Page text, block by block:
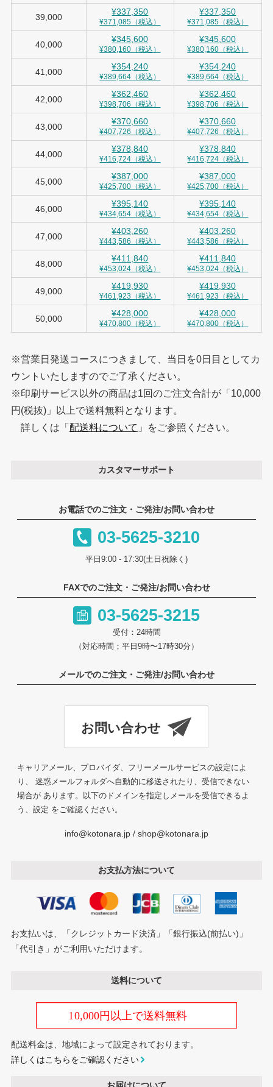
39,000
¥337,350
¥371,085（税込）
¥337,350
¥371,085（税込）
40,000
¥345,600
¥380,160（税込）
¥345,600
¥380,160（税込）
41,000
¥354,240
¥389,664（税込）
¥354,240
¥389,664（税込）
42,000
¥362,460
¥398,706（税込）
¥362,460
¥398,706（税込）
43,000
¥370,660
¥407,726（税込）
¥370,660
¥407,726（税込）
44,000
¥378,840
¥416,724（税込）
¥378,840
¥416,724（税込）
45,000
¥387,000
¥425,700（税込）
¥387,000
¥425,700（税込）
46,000
¥395,140
¥434,654（税込）
¥395,140
¥434,654（税込）
47,000
¥403,260
¥443,586（税込）
¥403,260
¥443,586（税込）
48,000
¥411,840
¥453,024（税込）
¥411,840
¥453,024（税込）
49,000
¥419,930
¥461,923（税込）
¥419,930
¥461,923（税込）
50,000
¥428,000
¥470,800（税込）
¥428,000
¥470,800（税込）
※営業日発送コースにつきまして、当日を0日目としてカ
ウントいたしますのでご了承ください。
※印刷サービス以外の商品は1回のご注文合計が「10,000
円(税抜)」以上で送料無料となります。
詳しくは「 配送料について 」をご参照ください。
カスタマーサポート
お電話でのご注文・ご発注/お問い合わせ
03-5625-3210
平日9:00 - 17:30(土日祝除く)
FAXでのご注文・ご発注/お問い合わせ
03-5625-3215
受付：24時間
（対応時間；平日9時〜17時30分）
メールでのご注文・ご発注/お問い合わせ
キャリアメール、プロバイダ、フリーメールサービスの設定によ
り、 迷惑メールフォルダへ自動的に移送されたり、受信できない
場合が あります。以下のドメインを指定しメールを受信できるよ
う、設定 をご確認ください。
info@kotonara.jp / shop@kotonara.jp
お支払方法について
お支払いは、「クレジットカード決済」「銀行振込(前払い)」
「代引き」がご利用いただけます。
送料について
配送料金は、地域によって設定されております。
詳しくはこちらをご確認ください
お届けについて